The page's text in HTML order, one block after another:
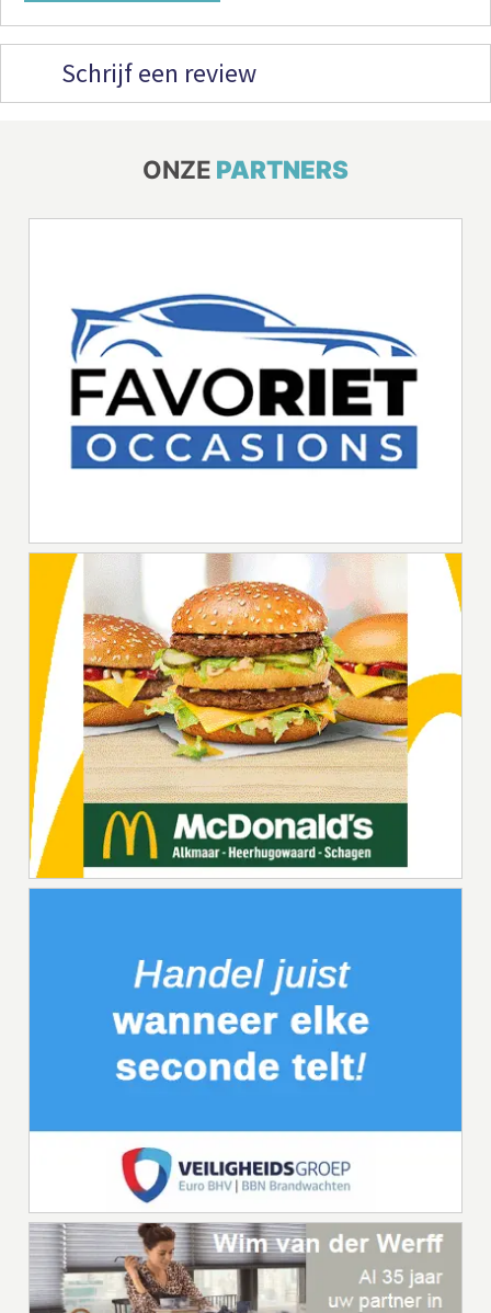
Schrijf een review
ONZE PARTNERS